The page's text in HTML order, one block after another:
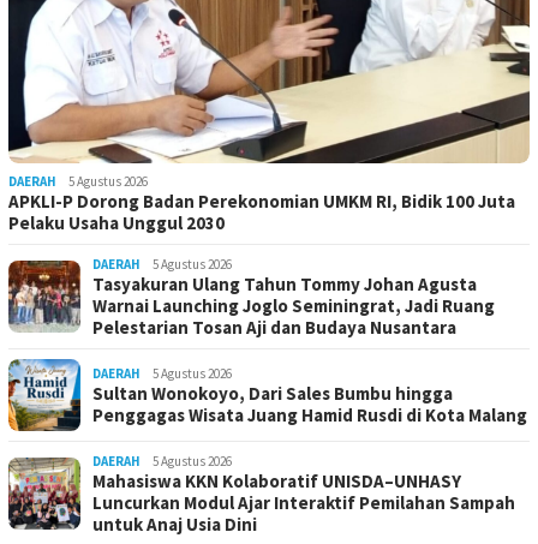
DAERAH 5 Agustus 2026
APKLI-P Dorong Badan Perekonomian UMKM RI, Bidik 100 Juta
Pelaku Usaha Unggul 2030
DAERAH 5 Agustus 2026
Tasyakuran Ulang Tahun Tommy Johan Agusta
Warnai Launching Joglo Seminingrat, Jadi Ruang
Pelestarian Tosan Aji dan Budaya Nusantara
DAERAH 5 Agustus 2026
Sultan Wonokoyo, Dari Sales Bumbu hingga
Penggagas Wisata Juang Hamid Rusdi di Kota Malang
DAERAH 5 Agustus 2026
Mahasiswa KKN Kolaboratif UNISDA–UNHASY
Luncurkan Modul Ajar Interaktif Pemilahan Sampah
untuk Anaj Usia Dini